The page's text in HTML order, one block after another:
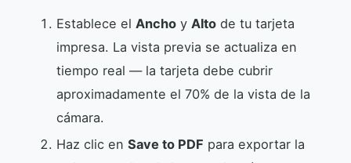
Establece el Ancho y Alto de tu tarjeta
impresa. La vista previa se actualiza en
tiempo real — la tarjeta debe cubrir
aproximadamente el 70% de la vista de la
cámara.
Haz clic en Save to PDF para exportar la